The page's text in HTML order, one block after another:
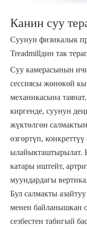
Канин суу
Суунун физикалык
Treadmillдин так
Суу камерасынын
сессиясы жөнөкөй
механикасына
киргенде, суунун
жүктөлгөн
өзгөртүп,
ылайыкташтырылат.
катары иштейт,
муундардагы
Бул салмакты
менен байланышкан
сезбестен табигый